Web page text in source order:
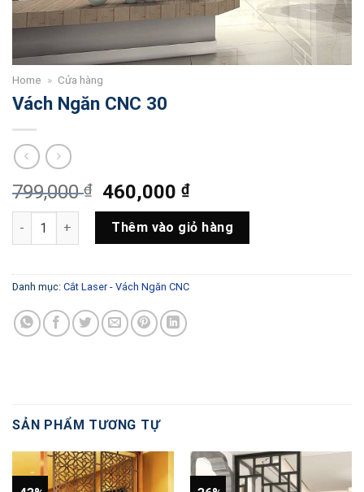
Home » Cửa hàng
Vách Ngăn CNC 30
799,000₫
Giá
gốc
là:
799,000 ₫.
460,000₫Giá
hiện
tại
là:
460,000 ₫.
Vách Ngăn CNC 30 số lượngThêm vào giỏ hàng
Danh mục: Cắt Laser - Vách Ngăn CNC
SẢN PHẨM TƯƠNG TỰ